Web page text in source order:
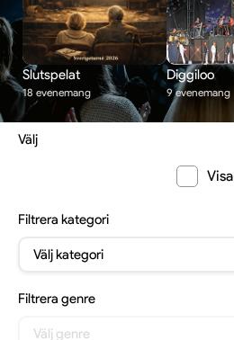
Slutspelat
18 evenemang
Diggiloo
9 evenemang
Välj
Filtrera kategori
Välj kategori
Filtrera genre
Välj genre